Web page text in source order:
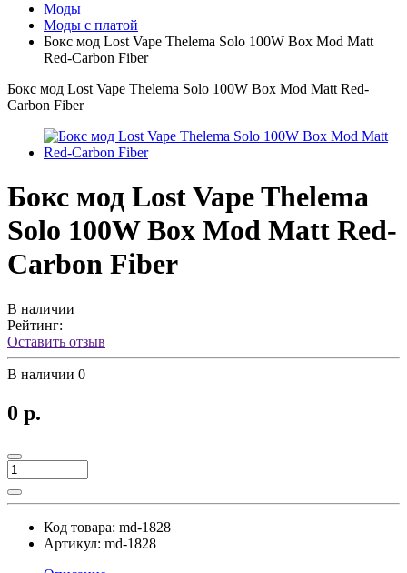
Моды
Моды с платой
Бокс мод Lost Vape Thelema Solo 100W Box Mod Matt
Red-Carbon Fiber
Бокс мод Lost Vape Thelema Solo 100W Box Mod Matt Red-
Carbon Fiber
Бокс мод Lost Vape Thelema
Solo 100W Box Mod Matt Red-
Carbon Fiber
В наличии
Рейтинг:
Оставить отзыв
В наличии 0
0 р.
Код товара: md-1828
Артикул: md-1828